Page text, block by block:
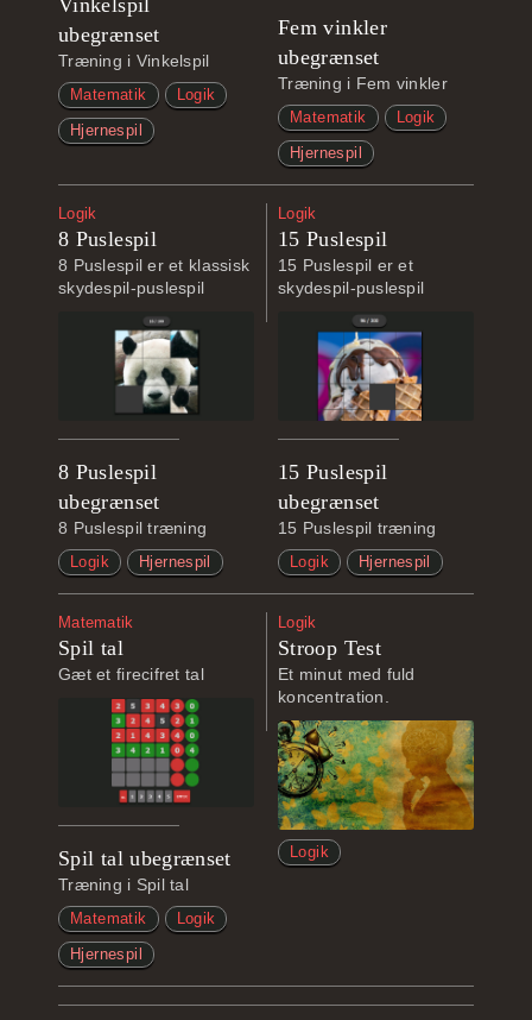
Vinkelspil
ubegrænset
Træning i Vinkelspil
Matematik
Logik
Hjernespil
Fem vinkler
ubegrænset
Træning i Fem vinkler
Matematik
Logik
Hjernespil
Logik
8 Puslespil
8 Puslespil er et klassisk
skydespil-puslespil
8 Puslespil
ubegrænset
8 Puslespil træning
Logik Hjernespil
Logik
15 Puslespil
15 Puslespil er et
skydespil-puslespil
15 Puslespil
ubegrænset
15 Puslespil træning
Logik Hjernespil
Matematik
Spil tal
Gæt et firecifret tal
Spil tal ubegrænset
Træning i Spil tal
Matematik
Logik
Hjernespil
Logik
Stroop Test
Et minut med fuld
koncentration.
Logik